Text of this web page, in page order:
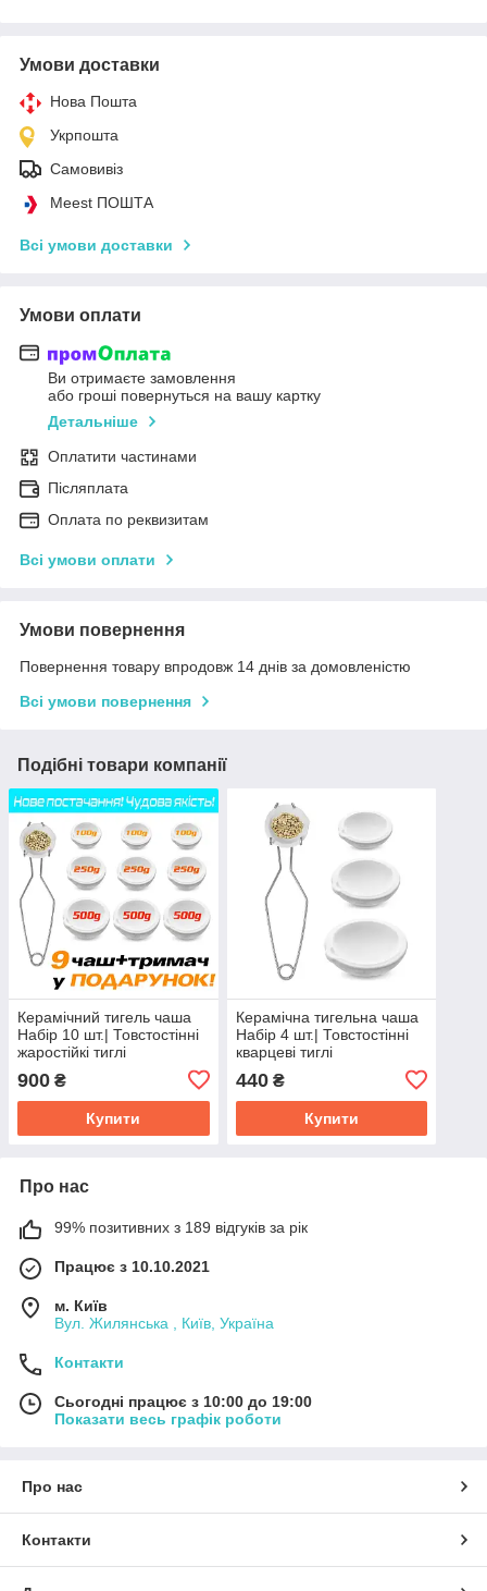
Умови доставки
Нова Пошта
Укрпошта
Самовивіз
Meest ПОШТА
Всі умови доставки
Умови оплати
Ви отримаєте замовлення
або гроші повернуться на вашу картку
Детальніше
Оплатити частинами
Післяплата
Оплата по реквизитам
Всі умови оплати
Умови повернення
Повернення товару впродовж 14 днів за домовленістю
Всі умови повернення
Подібні товари компанії
Керамічний тигель чаша
Набір 10 шт.| Товстостінні
жаростійкі тиглі
900 ₴
Купити
Керамічна тигельна чаша
Набір 4 шт.| Товстостінні
кварцеві тиглі
440₴
Купити
Про нас
99% позитивних з 189 відгуків за рік
Працює з 10.10.2021
м. Київ
Вул. Жилянська , Київ, Україна
Контакти
Сьогодні працює з 10:00 до 19:00
Показати весь графік роботи
Про нас
Контакти